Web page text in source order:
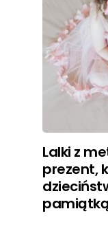
Lalki z
prezent,